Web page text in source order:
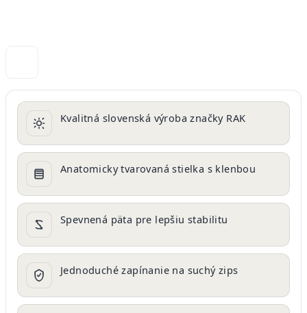
Kvalitná slovenská výroba značky RAK
Anatomicky tvarovaná stielka s klenbou
Spevnená päta pre lepšiu stabilitu
Jednoduché zapínanie na suchý zips